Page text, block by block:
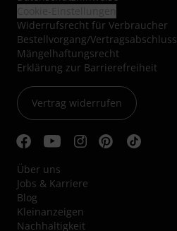
Widerrufsrecht für Verbraucher
Bestellvorgang/Vertragsabschluss
Mängelhaftungsrecht
Erklärung zur Barrierefreiheit
Vertrag widerrufen
Über uns
Jobs & Karriere
Blog
Kleinanzeigen
Nachhaltigkeit